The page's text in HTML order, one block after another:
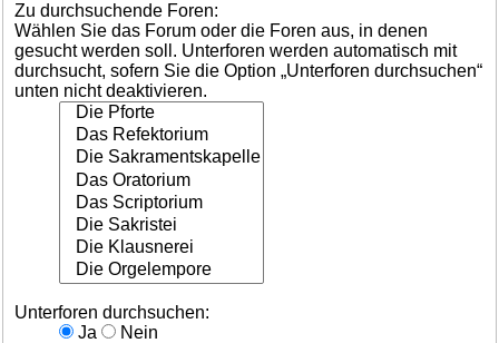
Zu durchsuchende Foren:
Wählen Sie das Forum oder die Foren aus, in denen
gesucht werden soll. Unterforen werden automatisch mit
durchsucht, sofern Sie die Option „Unterforen durchsuchen“
unten nicht deaktivieren.
Unterforen durchsuchen:
Ja
Nein